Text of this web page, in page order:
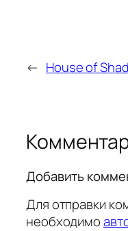
← House of
Добавить
Для отправки
необходимо